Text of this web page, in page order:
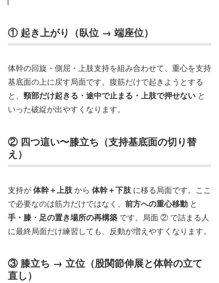
① 起き上がり（臥位 → 端座位）
体幹の回旋・側屈・上肢支持を組み合わせて、重心を支持
基底面の上に戻す局面です。腹筋だけで起きようとする
と、 頸部だけ起きる・途中で止まる・上肢で押せない と
いった破綻が出やすくなります。
② 四つ這い〜膝立ち（支持基底面の切り替
え）
支持が体幹＋上肢から 体幹＋下肢 に移る局面です。ここ
で必要なのは筋力だけではなく、 前方への重心移動 と
手・膝・足の置き場所の再構築 です。局面 ② で詰まる人
に最終局面だけ練習しても、反動が増えやすくなります。
③ 膝立ち → 立位（股関節伸展と体幹の立て
直し）